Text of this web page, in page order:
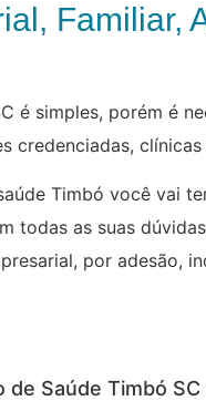
Familiar,
é simples, porém é
credenciadas,
Timbó você vai
todas as suas
por adesão,
de Saúde Timbó